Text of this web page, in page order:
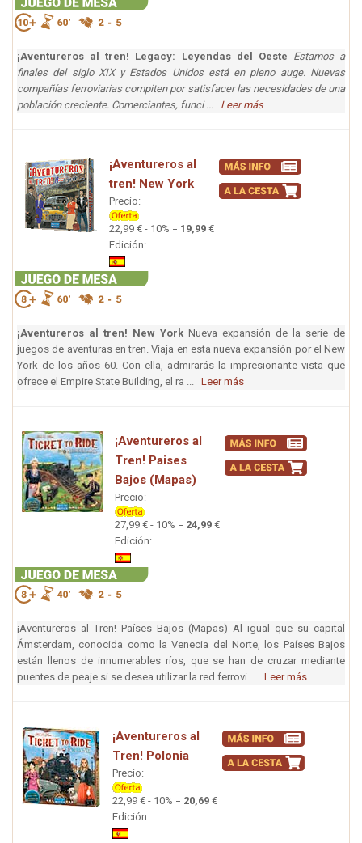
¡Aventureros al tren! Legacy: Leyendas del Oeste Estamos a
finales del siglo XIX y Estados Unidos está en pleno auge. Nuevas
compañías ferroviarias compiten por satisfacer las necesidades de una
población creciente. Comerciantes, funci ... Leer más
¡Aventureros al
tren! New York
Precio:
22,99 € - 10% = 19,99 €
Edición:
¡Aventureros al tren! New York Nueva expansión de la serie de
juegos de aventuras en tren. Viaja en esta nueva expansión por el New
York de los años 60. Con ella, admirarás la impresionante vista que
ofrece el Empire State Building, el ra ... Leer más
¡Aventureros al
Tren! Paises
Bajos (Mapas)
Precio:
27,99 € - 10% = 24,99 €
Edición:
¡Aventureros al Tren! Países Bajos (Mapas) Al igual que su capital
Ámsterdam, conocida como la Venecia del Norte, los Países Bajos
están llenos de innumerables ríos, que se han de cruzar mediante
puentes de peaje si se desea utilizar la red ferrovi ... Leer más
¡Aventureros al
Tren! Polonia
Precio:
22,99 € - 10% = 20,69 €
Edición: